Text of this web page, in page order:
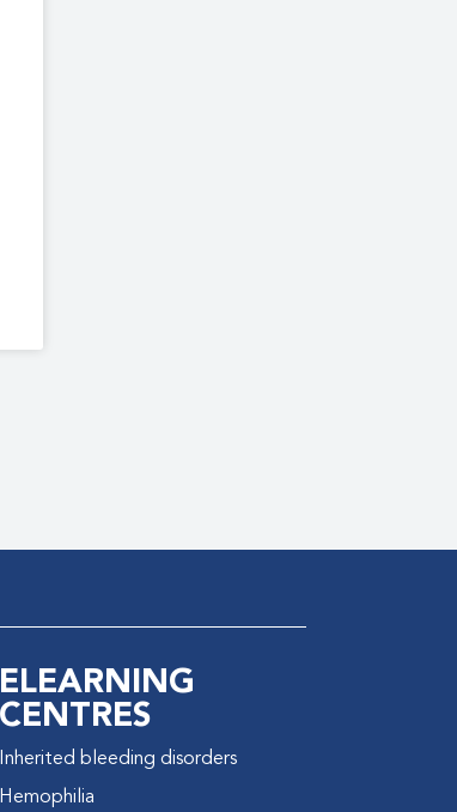
ELEARNING
CENTRES
Inherited bleeding disorders
Hemophilia